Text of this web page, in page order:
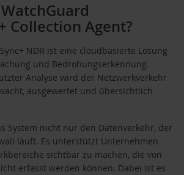
Collection Agent?
NDR ist eine cloudbasierte Lösung
und Bedrohungserkennung.
Analyse wird der Netzwerkverkehr
ausgewertet und übersichtlich
System nicht nur den Datenverkehr, der
läuft. Es unterstützt Unternehmen
sichtbar zu machen, die von
erfasst werden können. Dabei ist es